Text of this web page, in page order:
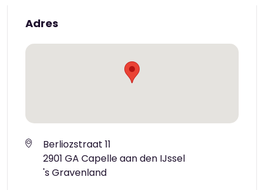
Adres
Berliozstraat 11
2901 GA Capelle aan den IJssel
's Gravenland